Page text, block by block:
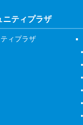
ニティプラザ
ィプラザ